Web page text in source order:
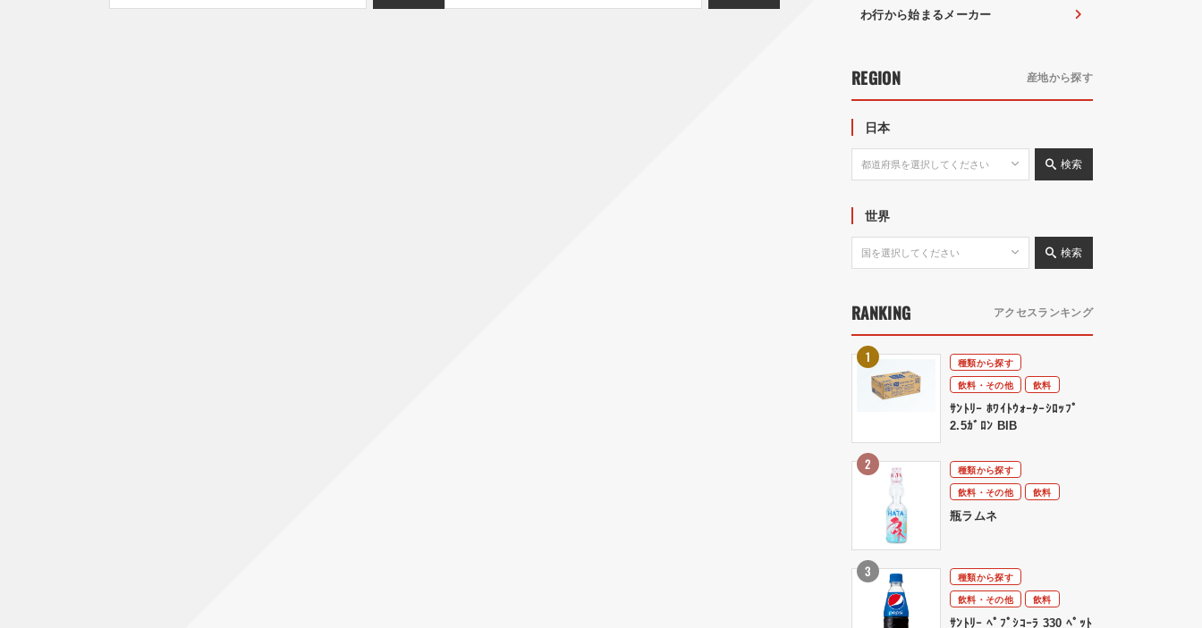
わ行から始まるメーカー
REGION 産地から探す
日本
検索
世界
検索
RANKING アクセスランキング
種類から探す
飲料・その他
飲料
ｻﾝﾄﾘｰ ﾎﾜｲﾄｳｫｰﾀｰｼﾛｯﾌﾟ
2.5ｶﾞﾛﾝ BIB
種類から探す
飲料・その他
飲料
瓶ラムネ
種類から探す
飲料・その他
飲料
ｻﾝﾄﾘｰ ﾍﾟﾌﾟｼｺｰﾗ 330 ﾍﾟｯﾄ